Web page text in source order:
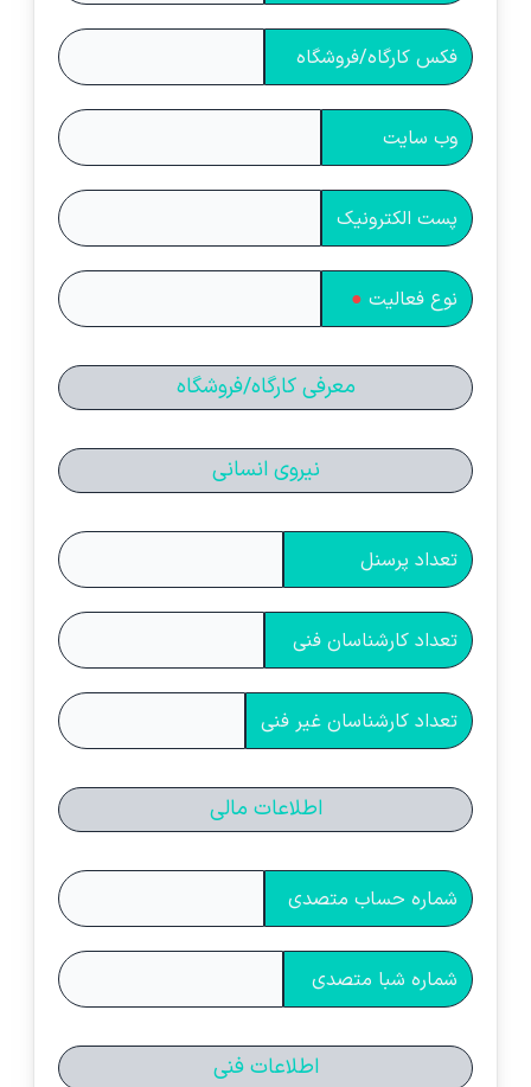
فکس کارگاه/فروشگاه
وب سایت
پست الکترونیک
نوع فعالیت ●
معرفی کارگاه/فروشگاه
نیروی انسانی
تعداد پرسنل
تعداد کارشناسان فنی
تعداد کارشناسان غیر فنی
اطلاعات مالی
شماره حساب متصدی
شماره شبا متصدی
اطلاعات فنی